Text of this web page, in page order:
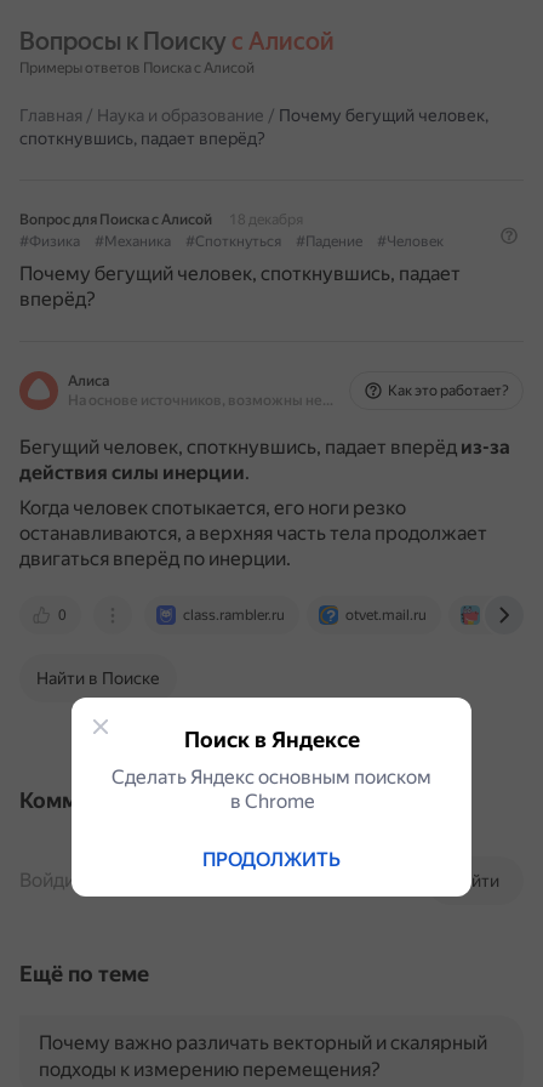
Вопросы к Поиску с Алисой
Примеры ответов Поиска с Алисой
Главная / Наука и образование / Почему бегущий человек,
споткнувшись, падает вперёд?
Вопрос для Поиска с Алисой
18 декабря
#Физика
#Механика #Споткнуться #Падение #Человек
Почему бегущий человек, споткнувшись, падает
вперёд?
Алиса
На основе источников, возможны неточности
Как это работает?
Бегущий человек, споткнувшись, падает вперёд из-за
действия силы инерции.
Когда человек спотыкается, его ноги резко
останавливаются, а верхняя часть тела продолжает
двигаться вперёд по инерции.
0 class.rambler.ru otvet.mail.ru uchi.ru
Найти в Поиске
Комментарии
Войти
Войдите, чтобы комментировать
Ещё по теме
Почему важно различать векторный и скалярный
подходы к измерению перемещения?
Поиск в Яндексе
Сделать Яндекс основным поиском
в Сhrome
ПРОДОЛЖИТЬ